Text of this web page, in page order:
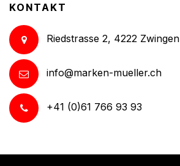
KONTAKT
Riedstrasse 2, 4222 Zwingen
info@marken-mueller.ch
+41 (0)61 766 93 93